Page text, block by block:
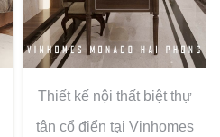
Thiết kế nội thất biệt thự
tân cổ điển tại Vinhomes